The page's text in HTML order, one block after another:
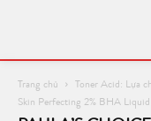
Trang chủ Toner Acid: Lựa
Skin Perfecting 2% BHA